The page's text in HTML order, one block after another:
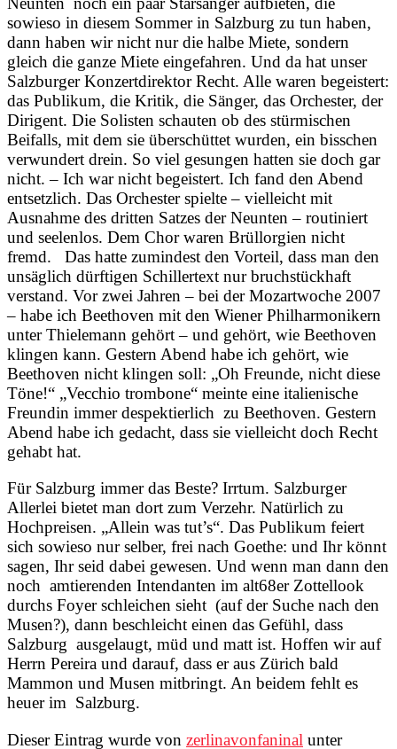
sowieso in diesem Sommer in Salzburg zu tun haben,
dann haben wir nicht nur die halbe Miete, sondern
gleich die ganze Miete eingefahren. Und da hat unser
Salzburger Konzertdirektor Recht. Alle waren begeistert:
das Publikum, die Kritik, die Sänger, das Orchester, der
Dirigent. Die Solisten schauten ob des stürmischen
Beifalls, mit dem sie überschüttet wurden, ein bisschen
verwundert drein. So viel gesungen hatten sie doch gar
nicht. – Ich war nicht begeistert. Ich fand den Abend
entsetzlich. Das Orchester spielte – vielleicht mit
Ausnahme des dritten Satzes der Neunten – routiniert
und seelenlos. Dem Chor waren Brüllorgien nicht
fremd. Das hatte zumindest den Vorteil, dass man den
unsäglich dürftigen Schillertext nur bruchstückhaft
verstand. Vor zwei Jahren – bei der Mozartwoche 2007
– habe ich Beethoven mit den Wiener Philharmonikern
unter Thielemann gehört – und gehört, wie Beethoven
klingen kann. Gestern Abend habe ich gehört, wie
Beethoven nicht klingen soll: „Oh Freunde, nicht diese
Töne!“ „Vecchio trombone“ meinte eine italienische
Freundin immer despektierlich zu Beethoven. Gestern
Abend habe ich gedacht, dass sie vielleicht doch Recht
gehabt hat.
Für Salzburg immer das Beste? Irrtum. Salzburger
Allerlei bietet man dort zum Verzehr. Natürlich zu
Hochpreisen. „Allein was tut’s“. Das Publikum feiert
sich sowieso nur selber, frei nach Goethe: und Ihr könnt
sagen, Ihr seid dabei gewesen. Und wenn man dann den
noch amtierenden Intendanten im alt68er Zottellook
durchs Foyer schleichen sieht (auf der Suche nach den
Musen?), dann beschleicht einen das Gefühl, dass
Salzburg ausgelaugt, müd und matt ist. Hoffen wir auf
Herrn Pereira und darauf, dass er aus Zürich bald
Mammon und Musen mitbringt. An beidem fehlt es
heuer im Salzburg.
Dieser Eintrag wurde von zerlinavonfaninal unter